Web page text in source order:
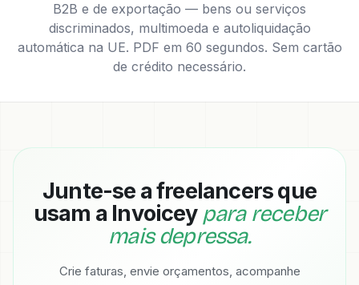
B2B e de exportação — bens ou serviços
discriminados, multimoeda e autoliquidação
automática na UE. PDF em 60 segundos. Sem cartão
de crédito necessário.
Junte-se a freelancers que
usam a Invoicey para receber
mais depressa.
Crie faturas, envie orçamentos, acompanhe